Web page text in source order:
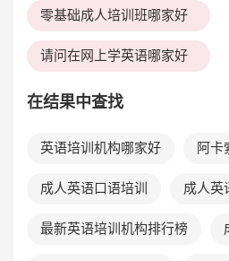
零基础成人培训班哪家好
请问在网上学英语哪家好
在结果中查找
英语培训机构哪家好 阿卡
成人英语口语培训 成人英
最新英语培训机构排行榜